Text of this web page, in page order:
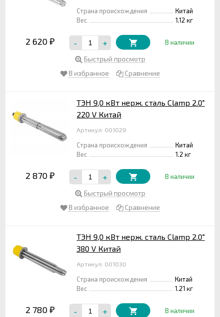
Страна происхождения
Китай
Вес
1.12 кг
2 620 ₽ - + В наличии
Быстрый просмотр
В избранное
Сравнение
ТЭН 9,0 кВт нерж. сталь Clamp 2.0"
220 V Китай
Артикул: 001029
Страна происхождения
Китай
Вес
1.2 кг
2 870 ₽ - + В наличии
Быстрый просмотр
В избранное
Сравнение
ТЭН 9,0 кВт нерж. сталь Clamp 2.0"
380 V Китай
Артикул: 001030
Страна происхождения
Китай
Вес
1.21 кг
2 780 ₽ - + В наличии